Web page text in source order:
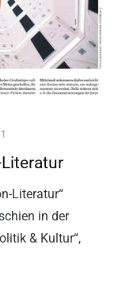
Literatur“
in der
& Kultur“,